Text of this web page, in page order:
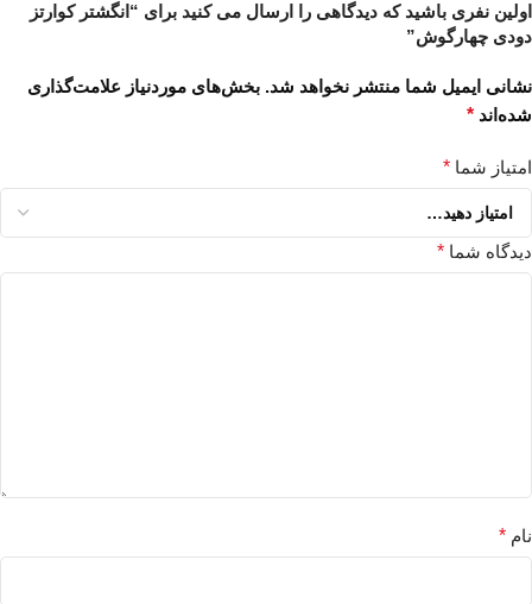
اولین نفری باشید که دیدگاهی را ارسال می کنید برای “انگشتر کوارتز
دودی چهارگوش”
نشانی ایمیل شما منتشر نخواهد شد. بخش‌های موردنیاز علامت‌گذاری
شده‌اند *
امتیاز شما *
دیدگاه شما *
نام *